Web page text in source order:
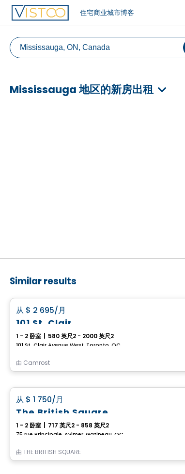
住宅商业城市博客
Mississauga 地区的新房出租
Similar results
从 $ 2 695/月
101 St. Clair
1 - 2 卧室 580 英尺2 - 2000 英尺2
101 St. Clair Avenue West, Toronto, QC
由 Camrost
从 $ 1 750/月
The British Square
1 - 2 卧室 717 英尺2 - 858 英尺2
75 rue Principale, Aylmer, Gatineau, QC
由 THE BRITISH SQUARE